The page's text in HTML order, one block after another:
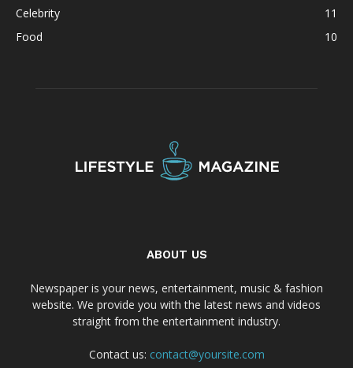
Celebrity
11
Food
10
ABOUT US
Newspaper is your news, entertainment, music & fashion
website. We provide you with the latest news and videos
straight from the entertainment industry.
Contact us: contact@yoursite.com